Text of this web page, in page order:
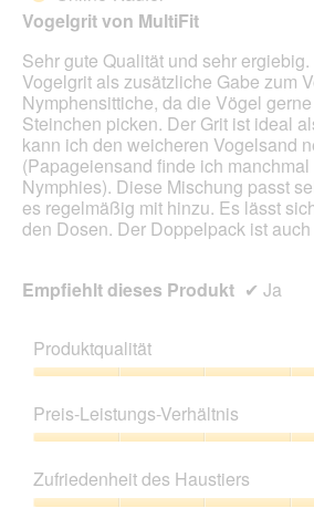
Vogelgrit von MultiFit
Sehr gute Qualität und sehr
Vogelgrit als zusätzliche Gabe zum
Nymphensittiche, da die Vögel
Steinchen picken. Der Grit ist ideal
kann ich den weicheren Vogelsand
(Papageiensand finde ich
Nymphies). Diese Mischung passt
es regelmäßig mit hinzu. Es lässt
den Dosen. Der Doppelpack ist
Empfiehlt dieses Produkt ✔ Ja
Produktqualität
5
von
5
Preis-Leistungs-Verhältnis
Leistungs-
Verhältnis,
5
Zufriedenheit des Haustiers